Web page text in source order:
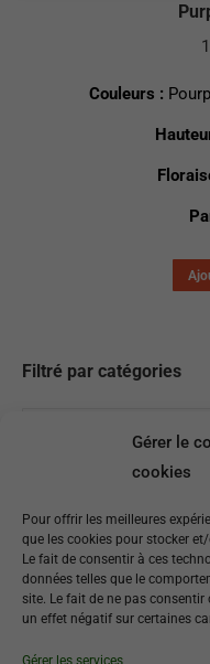
Gérer le
cookies
Pour offrir les meilleures
que les cookies pour stocker
Le fait de consentir à ces
données telles que le
site. Le fait de ne pas
un effet négatif sur certaines
Gérer les services
Couleurs :
Filtré par catégories
Filtré par floraisons
Floraison
Filtré par hauteurs